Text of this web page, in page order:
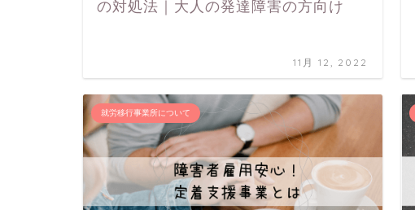
の対処法｜大人の発達障害の方向け
11月 12, 2022
就労移行事業所について